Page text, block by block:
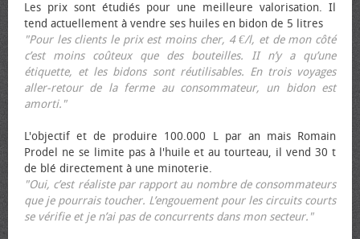
Les prix sont étudiés pour une meilleure valorisation. Il
tend actuellement à vendre ses huiles en bidon de 5 litres
"Pour les clients le prix est moins cher, 4 €/l, et de mon côté
c’est moins coûteux que des bouteilles. II n’y a qu’une
étiquette, et les bidons sont réutilisables. En trois voyages
aller-retour de la ferme au consommateur, un bidon est
amorti."
L'objectif et de produire 100.000 L par an mais Romain
Prodel ne se limite pas à l'huile et au tourteau, il vend 30 t
de blé directement à une minoterie.
"Oui, c’est réaliste par rapport au nombre de consommateurs
que je pourrais toucher. L’engouement pour les circuits courts
se vérifie et je n’ai pas de concurrents dans mon secteur."